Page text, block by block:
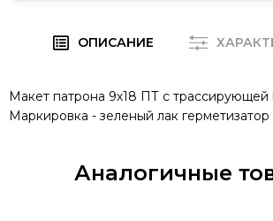
ОПИСАНИЕ
Макет патрона 9х18 ПТ с трассирующей
Маркировка - зеленый лак герметизатор
Аналогичные